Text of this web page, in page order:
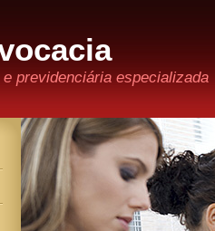
previdenciária especializada